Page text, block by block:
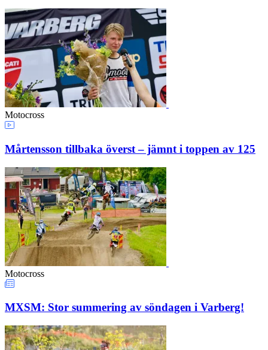
Motocross
Mårtensson tillbaka överst – jämnt i toppen av 125
Motocross
MXSM: Stor summering av söndagen i Varberg!